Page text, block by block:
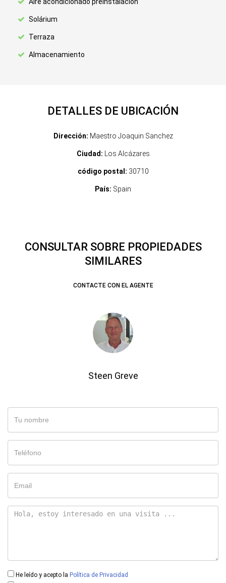
Solárium
Terraza
Almacenamiento
DETALLES DE UBICACIÓN
Dirección: Maestro Joaquin Sanchez
Ciudad: Los Alcázares
código postal: 30710
País: Spain
CONSULTAR SOBRE PROPIEDADES
SIMILARES
CONTACTE CON EL AGENTE
Steen Greve
He leído y acepto la Política de Privacidad